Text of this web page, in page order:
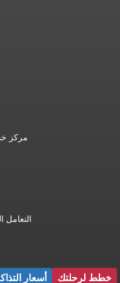
مركز
التعامل
خطط لرحلتك أسعار التذاكر